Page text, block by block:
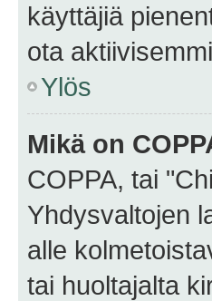
käyttäjiä
ota
Ylös
Mikä on
COPPA, tai
Yhdysvaltojen
alle
tai huoltajalta